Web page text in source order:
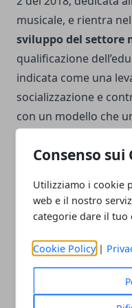
Consenso sui
Utilizziamo i cookie
web e il nostro
categorie dare il tuo
Cookie Policy |
musicale, e rientra nel
sviluppo del settore
qualificazione
indicata come una
socializzazione e
con un modello che
Facebook
Twitter